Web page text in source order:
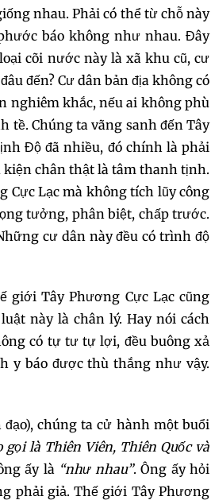
115
118 119 120
121 122 123
124 125 126
127 128 129
130 131 132
136 137 138
139 140 141
145 146 147
148 149 150
nhau. Phải có thể từ chỗ này
báo không như nhau. Đây
cõi nước này là xã khu cũ, cư
đến? Cư dân bản địa không có
nghiêm khắc, nếu ai không phù
tề. Chúng ta vãng sanh đến Tây
Độ đã nhiều, đó chính là phải
kiện chân thật là tâm thanh tịnh.
Cực Lạc mà không tích lũy công
tưởng, phân biệt, chấp trước.
cư dân này đều có trình độ
giới Tây Phương Cực Lạc cũng
này là chân lý. Hay nói cách
có tự tư tự lợi, đều buông xả
y báo được thù thắng như vậy.
chúng ta cử hành một buổi
gọi là Thiên Viên, Thiên Quốc và
ấy là “như nhau”. Ông ấy hỏi
phải giả. Thế giới Tây Phương